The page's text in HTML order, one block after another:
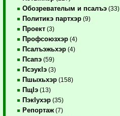
Обозревателым и псалъэ (33)
Политикэ партхэр (9)
Проект (3)
Профсоюзхэр (4)
Псалъэжьхэр (4)
Псапэ (59)
ПсэукIэ (3)
Пшыхьхэр (158)
ПщIэ (13)
ПэкIухэр (35)
Репортаж (7)